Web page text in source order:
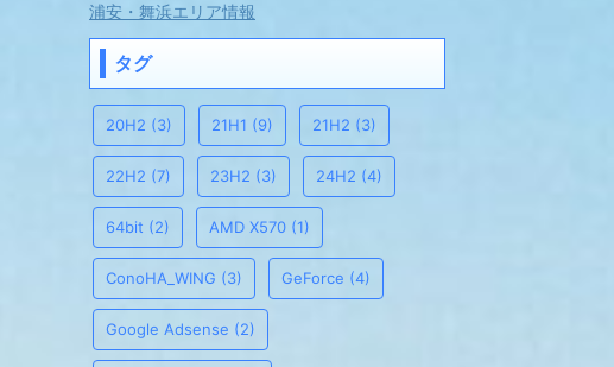
浦安・舞浜エリア情報
タグ
20H2 (3) 21H1 (9) 21H2 (3)
22H2 (7) 23H2 (3) 24H2 (4)
64bit (2) AMD X570 (1)
ConoHA_WING (3) GeForce (4)
Google Adsense (2)